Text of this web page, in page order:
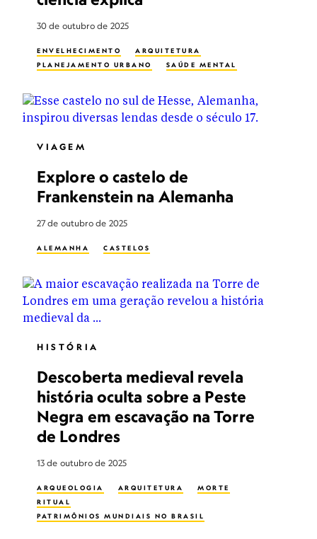
30 de outubro de 2025
ENVELHECIMENTO
ARQUITETURA
PLANEJAMENTO URBANO
SAÚDE MENTAL
VIAGEM
Explore o castelo de
Frankenstein na Alemanha
27 de outubro de 2025
ALEMANHA CASTELOS
HISTÓRIA
Descoberta medieval revela
história oculta sobre a Peste
Negra em escavação na Torre
de Londres
13 de outubro de 2025
ARQUEOLOGIA ARQUITETURA
MORTE
RITUAL
PATRIMÔNIOS MUNDIAIS NO BRASIL